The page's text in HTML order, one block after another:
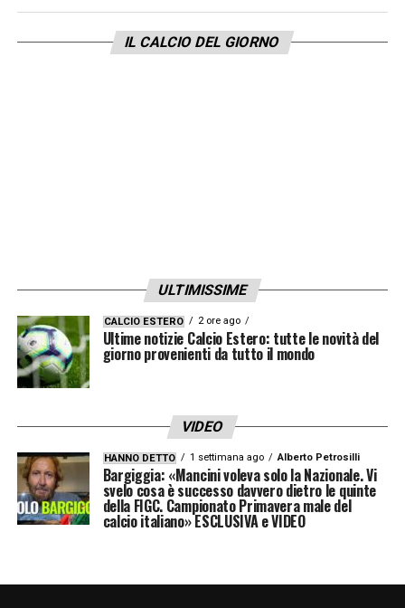
IL CALCIO DEL GIORNO
ULTIMISSIME
CALCIO ESTERO 2 ore ago
Ultime notizie Calcio Estero: tutte le novità del
giorno provenienti da tutto il mondo
VIDEO
HANNO DETTO 1 settimana ago Alberto Petrosilli
Bargiggia: «Mancini voleva solo la Nazionale. Vi
svelo cosa è successo davvero dietro le quinte
della FIGC. Campionato Primavera male del
calcio italiano» ESCLUSIVA e VIDEO